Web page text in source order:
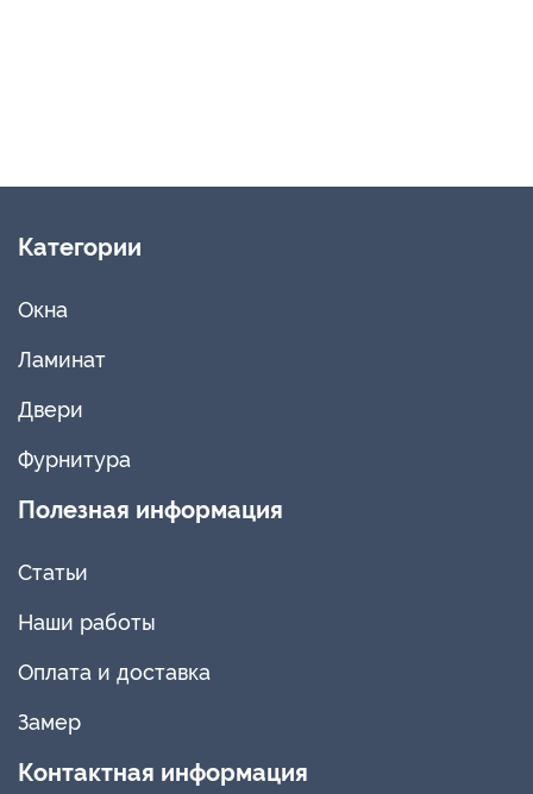
Категории
Окна
Ламинат
Двери
Фурнитура
Полезная информация
Статьи
Наши работы
Оплата и доставка
Замер
Контактная информация